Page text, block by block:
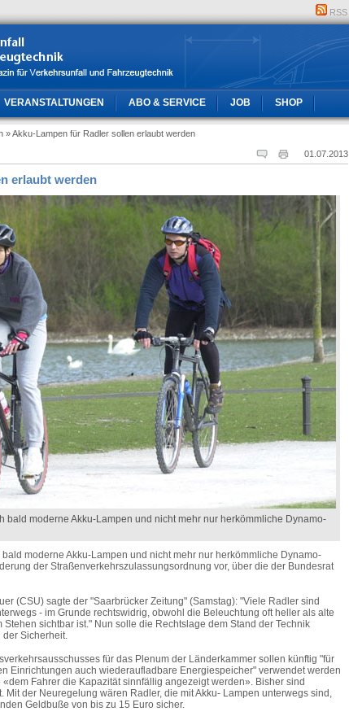
RSS
VERANSTALTUNGEN ABO & SERVICE JOB SHOP
» Akku-Lampen für Radler sollen erlaubt werden
01.07.2013
erlaubt werden
bald moderne Akku-Lampen und nicht mehr nur herkömmliche Dynamo-
moderne Akku-Lampen und nicht mehr nur herkömmliche Dynamo-
der Straßenverkehrszulassungsordnung vor, über die der Bundesrat
(CSU) sagte der "Saarbrücker Zeitung" (Samstag): "Viele Radler sind
- im Grunde rechtswidrig, obwohl die Beleuchtung oft heller als alte
sichtbar ist." Nun solle die Rechtslage dem Stand der Technik
der Sicherheit.
für das Plenum der Länderkammer sollen künftig "für
Einrichtungen auch wiederaufladbare Energiespeicher" verwendet werden
Fahrer die Kapazität sinnfällig angezeigt werden». Bisher sind
Mit der Neuregelung wären Radler, die mit Akku- Lampen unterwegs sind,
Geldbuße von bis zu 15 Euro sicher.